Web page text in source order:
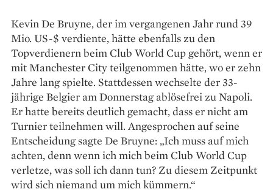
Kevin De Bruyne, der im vergangenen Jahr rund 39
Mio. US-$ verdiente, hätte ebenfalls zu den
Topverdienern beim Club World Cup gehört, wenn er
mit Manchester City teilgenommen hätte, wo er zehn
Jahre lang spielte. Stattdessen wechselte der 33-
jährige Belgier am Donnerstag ablösefrei zu Napoli.
Er hatte bereits deutlich gemacht, dass er nicht am
Turnier teilnehmen will. Angesprochen auf seine
Entscheidung sagte De Bruyne: „Ich muss auf mich
achten, denn wenn ich mich beim Club World Cup
verletze, was soll ich dann tun? Zu diesem Zeitpunkt
wird sich niemand um mich kümmern.“